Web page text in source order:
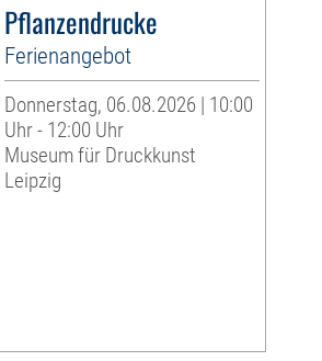
Pflanzendrucke
Ferienangebot
Donnerstag, 06.08.2026 | 10:00
Uhr - 12:00 Uhr
Museum für Druckkunst
Leipzig